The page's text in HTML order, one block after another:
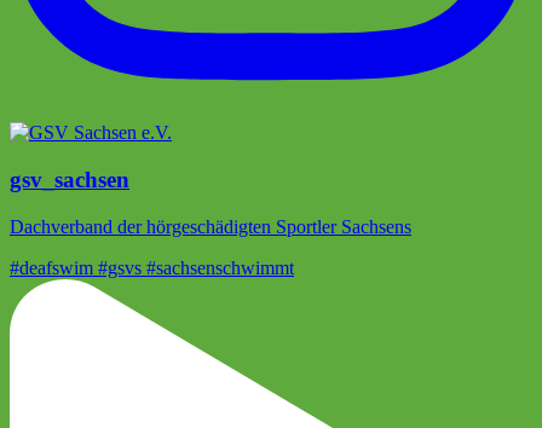
gsv_sachsen
Dachverband der hörgeschädigten Sportler Sachsens
#deafswim #gsvs #sachsenschwimmt